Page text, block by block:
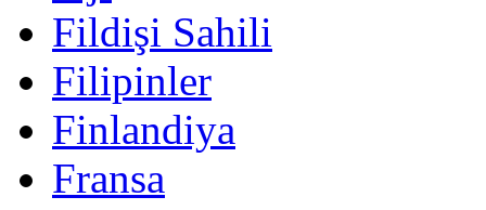
Fildişi Sahili
Filipinler
Finlandiya
Fransa